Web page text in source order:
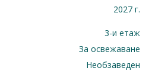
2027 г.
3-и етаж
За освежаване
Необзаведен